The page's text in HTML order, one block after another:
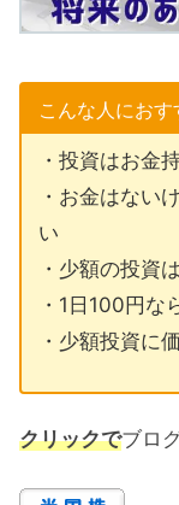
こんな人にお
・投資はお金
・お金はない
い
・少額の投資
・1日100円な
・少額投資に
クリックでブロ